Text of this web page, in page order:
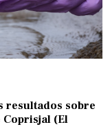
resultados sobre
(El